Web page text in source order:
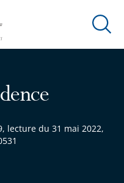
Ouvrir
lecture du 31 mai 2022,